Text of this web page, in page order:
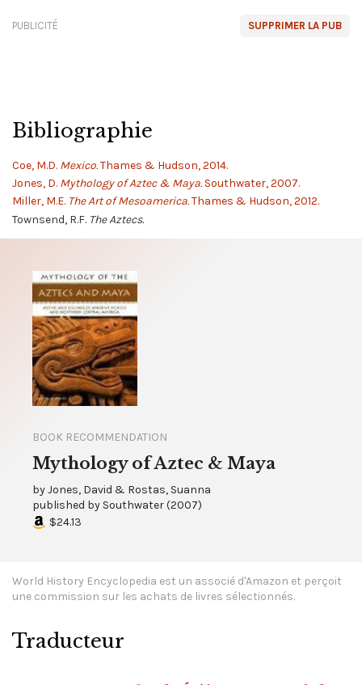
SUPPRIMER LA PUB
PUBLICITÉ
Bibliographie
Coe, M.D. Mexico.Thames & Hudson, 2014.
Jones, D. Mythology of Aztec & Maya.Southwater, 2007.
Miller, M.E. The Art of Mesoamerica.Thames & Hudson, 2012.
Townsend, R.F. The Aztecs.
BOOK RECOMMENDATION
Mythology of Aztec & Maya
byJones, David & Rostas, Suanna
published by Southwater(2007)
$24.13
World History Encyclopedia est un associé d'Amazon et perçoit
une commission sur les achats de livres sélectionnés.
Traducteur